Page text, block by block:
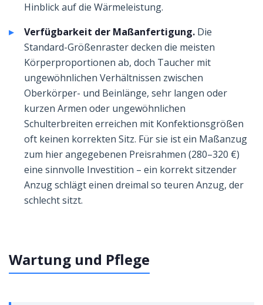
Hinblick auf die Wärmeleistung.
Verfügbarkeit der Maßanfertigung.Die
Standard-Größenraster decken die meisten
Körperproportionen ab, doch Taucher mit
ungewöhnlichen Verhältnissen zwischen
Oberkörper- und Beinlänge, sehr langen oder
kurzen Armen oder ungewöhnlichen
Schulterbreiten erreichen mit Konfektionsgrößen
oft keinen korrekten Sitz. Für sie ist ein Maßanzug
zum hier angegebenen Preisrahmen (280–320 €)
eine sinnvolle Investition – ein korrekt sitzender
Anzug schlägt einen dreimal so teuren Anzug, der
schlecht sitzt.
Wartung und Pflege